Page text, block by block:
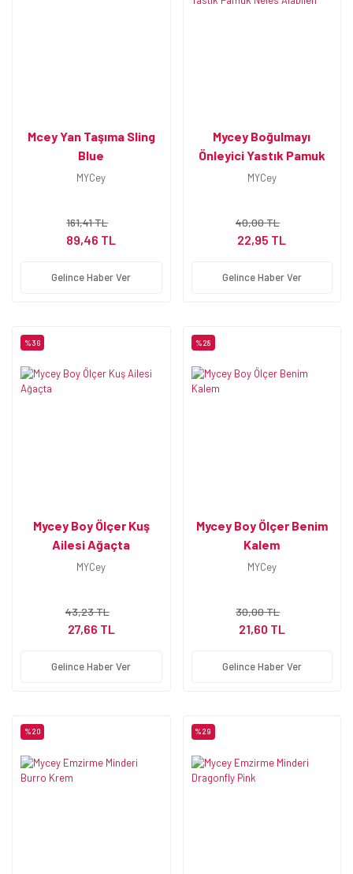
Mcey Yan Taşıma Sling
Blue
MYCey
161,41 TL
89,46 TL
Gelince Haber Ver
Mycey Boğulmayı
Önleyici Yastık Pamuk
Nefes Alabilen
MYCey
40,00 TL
22,95 TL
Gelince Haber Ver
%36
Mycey Boy Ölçer Kuş
Ailesi Ağaçta
MYCey
43,23 TL
27,66 TL
Gelince Haber Ver
%28
Mycey Boy Ölçer Benim
Kalem
MYCey
30,00 TL
21,60 TL
Gelince Haber Ver
%20 %29